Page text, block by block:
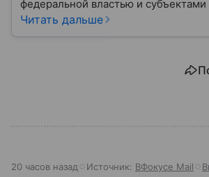
федеральной властью и субъектами
Федерации. Если Государственная
Читать дальше
20 часов назад Источник: ВФокусе Mail